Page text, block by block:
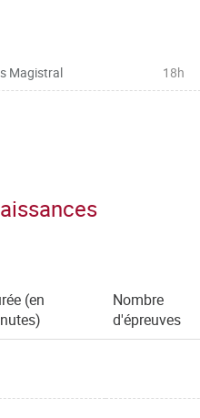
Magistral 18h
(en
Nombre
d'épreuves